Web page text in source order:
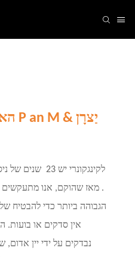
P an M יַצרָן &
לקינגקונרי יש 23 שנים של
. מאז שהוקם, אנו
הגבוהה ביותר כדי להבטיח
אין סדקים או בועות.
נבדקים על ידי יין אדום,